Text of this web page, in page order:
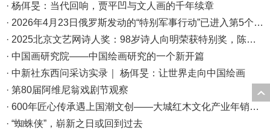
· 杨佴旻：当代回响，贾平凹与文人画的千年续章
· 2026年4月23日俄罗斯发动的“特别军事行动”已进入第5个年头，俄乌局势最新综述
· 2025北京文艺网诗人奖：98岁诗人向明荣获特别奖，陈东东荣获诗人奖，茱萸荣获年度诗人奖！
· 中国画研究院——中国绘画研究的一个新开篇
· 中新社东西问采访实录｜ 杨佴旻：让世界走向中国绘画
· 第80届阿维尼翁戏剧节观察
· 600年匠心传承遇上国潮文创——大城红木文化产业年销80亿的“火”与“活”
· “蜘蛛侠”，崭新之日或回到过去